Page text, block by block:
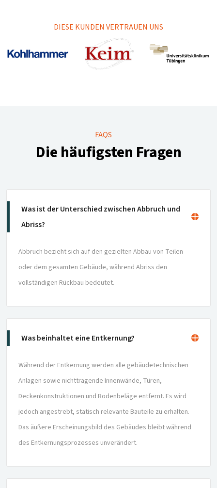
DIESE KUNDEN VERTRAUEN UNS
FAQS
Die häufigsten Fragen
Was ist der Unterschied zwischen Abbruch und
Abriss?
Abbruch bezieht sich auf den gezielten Abbau von Teilen
oder dem gesamten Gebäude, während Abriss den
vollständigen Rückbau bedeutet.
Was beinhaltet eine Entkernung?
Während der Entkernung werden alle gebäudetechnischen
Anlagen sowie nichttragende Innenwände, Türen,
Deckenkonstruktionen und Bodenbeläge entfernt. Es wird
jedoch angestrebt, statisch relevante Bauteile zu erhalten.
Das äußere Erscheinungsbild des Gebäudes bleibt während
des Entkernungsprozesses unverändert.